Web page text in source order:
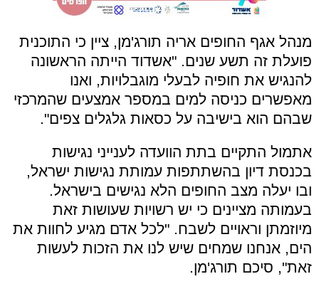
מנהל אגף החופים אריה תורג'מן, ציין כי התוכנית
פועלת זה תשע שנים. "אשדוד הייתה הראשונה
להנגיש את חופיה לבעלי מוגבלויות, ואנו
מאפשרים כניסה למים במספר אמצעים שהמרכזי
שבהם הוא בישיבה על כסאות גלגלים צפים".
אתמול התקיים בתת הוועדה לענייני נגישות
בכנסת דיון בהשתתפות עמותת נגישות ישראל,
ובו יעלה מצב החופים הלא נגישים בישראל.
בעמותה מציינים כי יש רשויות שעושות זאת
מיוזמתן וראויים לשבח. "לכל אדם מגיע לחוות את
הים, אנחנו שמחים שיש לנו את הזכות לעשות
זאת", סיכם תורג'מן.